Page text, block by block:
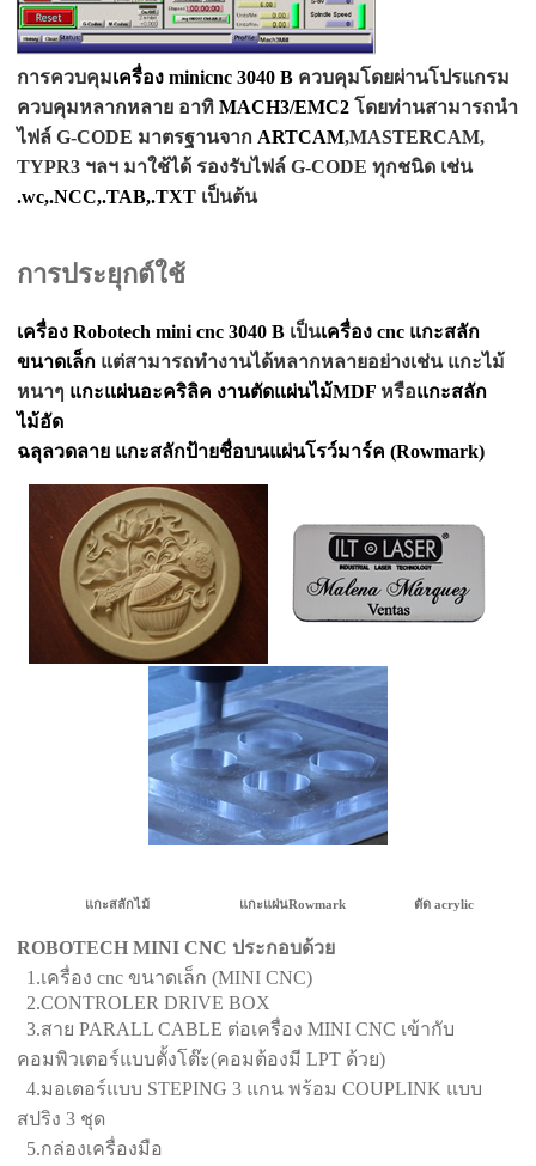
การควบคุมเครื่อง minicnc 3040 B ควบคุมโดยผ่านโปรแกรม
ควบคุมหลากหลาย อาทิMACH3/EMC2 โดยท่านสามารถนำ
ไฟล์ G-CODE มาตรฐานจาก ARTCAM,MASTERCAM,
TYPR3 ฯลฯ มาใช้ได้ รองรับไฟล์ G-CODE ทุกชนิด เช่น
.wc,.NCC,.TAB,.TXT เป็นต้น
การประยุกต์ใช้
เครื่อง Robotech mini cnc 3040 B เป็นเครื่อง cnc แกะสลัก
ขนาดเล็ก แต่สามารถทำงานได้หลากหลายอย่างเช่น แกะไม้
หนาๆ แกะแผ่นอะคริลิค งานตัดแผ่นไม้MDF หรือแกะสลัก
ไม้อัด
ฉลุลวดลาย แกะสลักป้ายชื่อบนแผ่นโรว์มาร์ค (Rowmark)
แกะสลักไม้ แกะแผ่นRowmark ตัด acrylic
ROBOTECH MINI CNC ประกอบด้วย
1.เครื่อง cnc ขนาดเล็ก (MINI CNC)
2.CONTROLER DRIVE BOX
3.สาย PARALL CABLE ต่อเครื่อง MINI CNC เข้ากับ
คอมพิวเตอร์แบบตั้งโต๊ะ(คอมต้องมี LPT ด้วย)
4.มอเตอร์แบบ STEPING 3 แกน พร้อม COUPLINK แบบ
สปริง 3 ชุด
5.กล่องเครื่องมือ